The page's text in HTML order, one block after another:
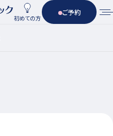
初めての方
ご予約